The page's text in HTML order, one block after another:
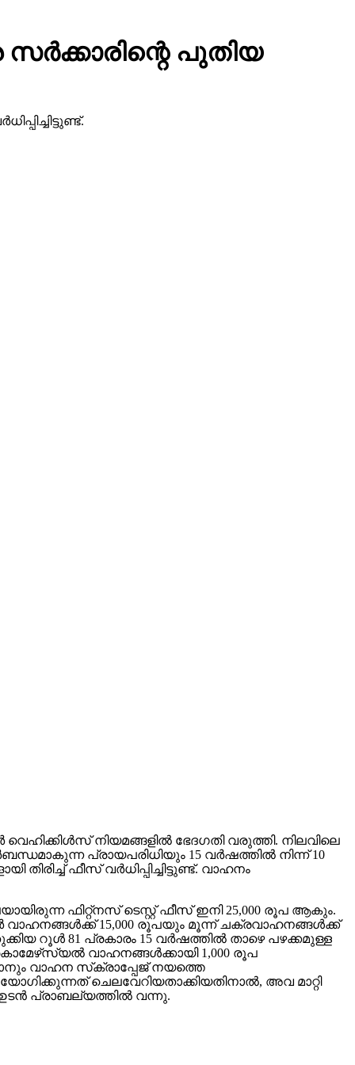
സര്‍ക്കാരിന്റെ പുതിയ
നിയമങ്ങളില്‍ ഭേദഗതി വരുത്തി. നിലവിലെ
പ്രായപരിധിയും 15 വര്‍ഷത്തില്‍ നിന്ന് 10
ഫീസ് വര്‍ധിപ്പിച്ചിട്ടുണ്ട്. വാഹനം
ഫിറ്റ്‌നസ് ടെസ്റ്റ് ഫീസ് ഇനി 25,000 രൂപ ആകും.
വാഹനങ്ങള്‍ക്ക് 15,000 രൂപയും മൂന്ന് ചക്രവാഹനങ്ങള്‍ക്ക്
റൂള്‍ 81 പ്രകാരം 15 വര്‍ഷത്തില്‍ താഴെ പഴക്കമുള്ള
കൊമേഴ്‌സ്യല്‍ വാഹനങ്ങള്‍ക്കായി 1,000 രൂപ
വാഹന സ്‌ക്രാപ്പേജ് നയത്തെ
ചെലവേറിയതാക്കിയതിനാല്‍, അവ മാറ്റി
പ്രാബല്യത്തില്‍ വന്നു.